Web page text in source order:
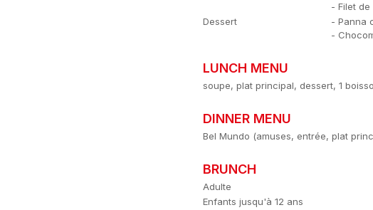
- Filet
Dessert
- Panna
-
LUNCH MENU
soupe, plat principal, dessert, 1
DINNER MENU
Bel Mundo (amuses, entrée, plat
BRUNCH
Adulte
Enfants jusqu'à 12 ans